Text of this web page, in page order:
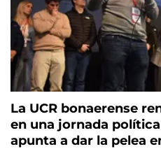
La UCR bonaerense
en una jornada
apunta a dar la pelea